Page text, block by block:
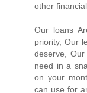
other
Our loans
priority, Our
deserve,
need in a
on your
can use for